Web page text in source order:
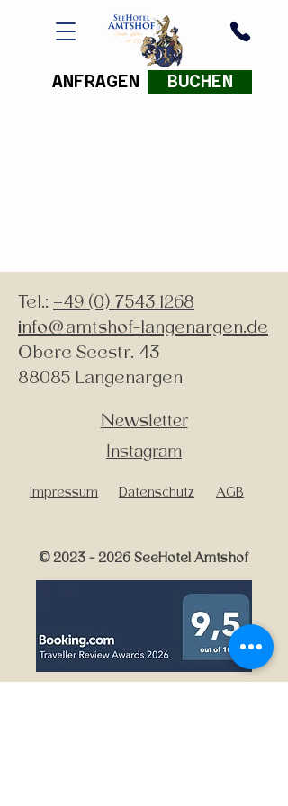
BUCHEN
ANFRAGEN
Tel.: +49 (0) 7543 1268
info@amtshof-langenargen.de
Obere Seestr. 43
88085 Langenargen
Newsletter
Instagram
Impressum Datenschutz AGB
© 2023 - 2026 SeeHotel Amtshof